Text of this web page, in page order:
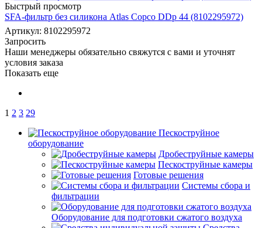
Быстрый просмотр
SFA-фильтр без силикона Atlas Copco DDp 44 (8102295972)
Артикул: 8102295972
Запросить
Наши менеджеры обязательно свяжутся с вами и уточнят
условия заказа
Показать еще
1 2 3 29
Пескоструйное
оборудование
Дробеструйные камеры
Пескоструйные камеры
Готовые решения
Системы сбора и
фильтрации
Оборудование для подготовки сжатого воздуха